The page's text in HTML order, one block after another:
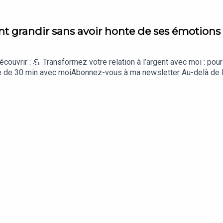
grandir sans avoir honte de ses émotions
: 💪 Transformez votre relation à l’argent avec moi :
30 min avec moiAbonnez-vous à ma newsletter Au-delà
/ envoyez-moi de l'argent par CB ou par Paypal🎤 Vous
qu'on se rencontre et qu'on fasse l'interview en face-à-
liens !➡️ IMPORTANT ! Abonnez-vous à mes podcasts
de DaronsHistoires de DaronnesHistoires